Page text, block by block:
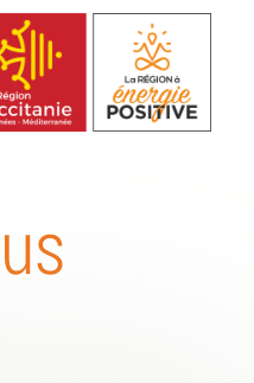
| Territoires
Transition